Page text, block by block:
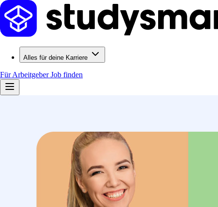
Alles für deine Karriere
Für ArbeitgeberJob finden